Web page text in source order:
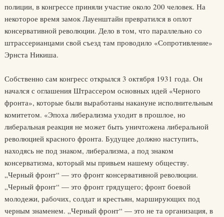
полиции, в конгрессе приняли участие около 200 человек. На
некоторое время замок Лауенштайн превратился в оплот
консервативной революции. Дело в том, что параллельно со
штрассерианцами свой съезд там проводило «Сопротивление»
Эрнста Никиша.
Собственно сам конгресс открылся 3 октября 1931 года. Он
начался с оглашения Штрассером основных идей «Черного
фронта», которые были выработаны накануне исполнительным
комитетом. «Эпоха либерализма уходит в прошлое, но
либеральная реакция не может быть уничтожена либеральной
революцией красного фронта. Будущее должно наступить,
находясь не под знаком, либерализма, а под знаком
консерватизма, который мы привьем нашему обществу.
„Черный фронт“ — это фронт консервативной революции.
„Черный фронт“ — это фронт грядущего; фронт боевой
молодежи, рабочих, солдат и крестьян, марширующих под
черным знаменем. „Черный фронт“ — это не та организация, в